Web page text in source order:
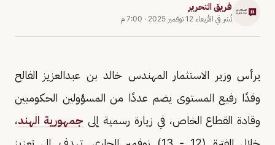
فريق التحرير
نُشر في الأربعاء 12 نوفمبر 2025 · 7:00 م
يرأس وزير الاستثمار المهندس خالد بن عبدالعزيز الفالح
وفدًا رفيع المستوى يضم عددًا من المسؤولين الحكوميين
وقادة القطاع الخاص، في زيارة رسمية إلى جمهورية الهند،